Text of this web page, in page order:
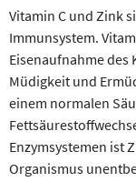
Vitamin C und Zink
Immunsystem.
Eisenaufnahme des
Müdigkeit und
einem normalen
Enzymsystemen ist
Organismus